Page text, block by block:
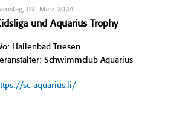
02. März 2024
und Aquarius Trophy
Hallenbad Triesen
Schwimmclub Aquarius
sc-aquarius.li/